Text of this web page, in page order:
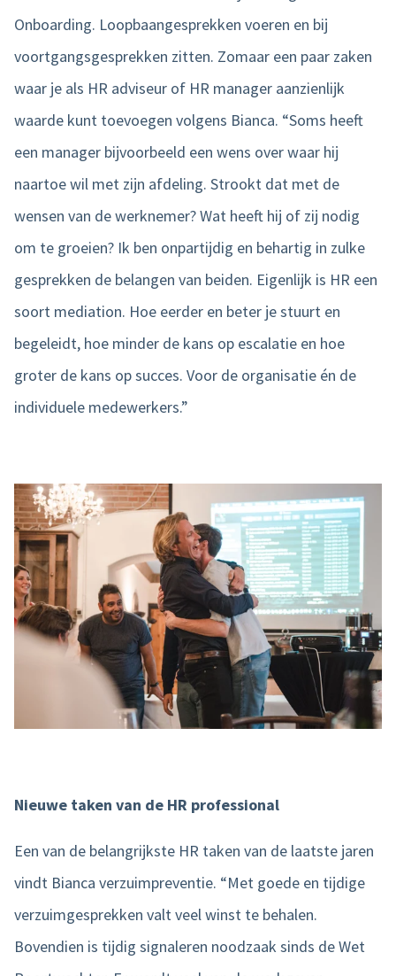
Onboarding. Loopbaangesprekken voeren en bij
voortgangsgesprekken zitten. Zomaar een paar zaken
waar je als HR adviseur of HR manager aanzienlijk
waarde kunt toevoegen volgens Bianca. “Soms heeft
een manager bijvoorbeeld een wens over waar hij
naartoe wil met zijn afdeling. Strookt dat met de
wensen van de werknemer? Wat heeft hij of zij nodig
om te groeien? Ik ben onpartijdig en behartig in zulke
gesprekken de belangen van beiden. Eigenlijk is HR een
soort mediation. Hoe eerder en beter je stuurt en
begeleidt, hoe minder de kans op escalatie en hoe
groter de kans op succes. Voor de organisatie én de
individuele medewerkers.”
Nieuwe taken van de HR professional
Een van de belangrijkste HR taken van de laatste jaren
vindt Bianca verzuimpreventie. “Met goede en tijdige
verzuimgesprekken valt veel winst te behalen.
Bovendien is tijdig signaleren noodzaak sinds de Wet